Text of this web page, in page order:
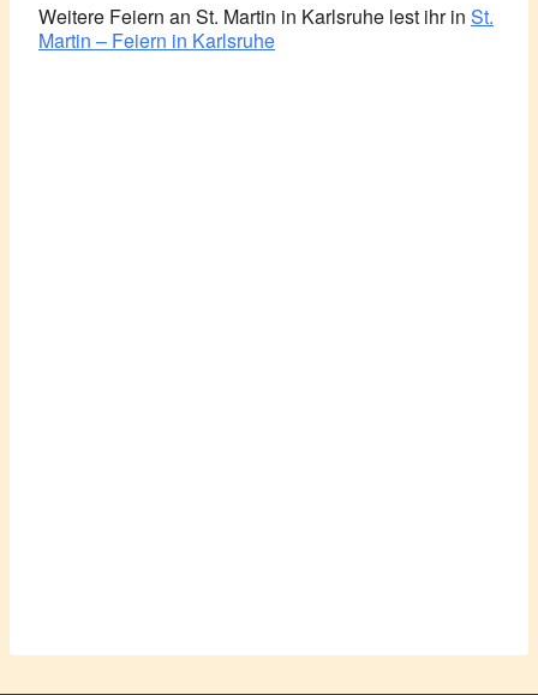
Weitere Feiern an St. Martin in Karlsruhe lest ihr in St.
Martin – Feiern in Karlsruhe